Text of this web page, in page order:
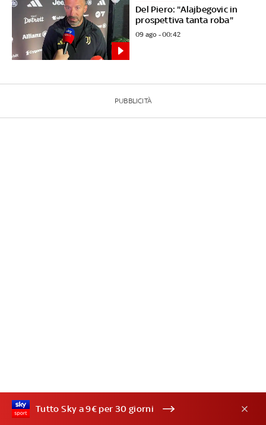
Del Piero: "Alajbegovic in
prospettiva tanta roba"
09 ago - 00:42
PUBBLICITÀ
Tutto Sky a 9€ per 30 giorni